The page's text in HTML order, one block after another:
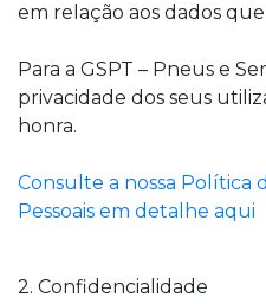
em relação aos dados
Para a GSPT – Pneus e
privacidade dos seus
honra.
Consulte a nossa Política
Pessoais em detalhe aqui
2. Confidencialidade